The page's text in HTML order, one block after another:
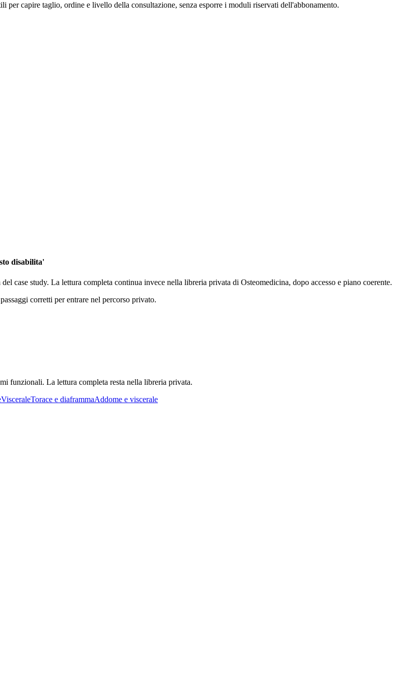
capire taglio, ordine e livello della consultazione, senza esporre i moduli riservati dell'abbonamento.
disabilita'
case study. La lettura completa continua invece nella libreria privata di Osteomedicina, dopo accesso e piano coerente.
corretti per entrare nel percorso privato.
funzionali. La lettura completa resta nella libreria privata.
VisceraleTorace e diaframmaAddome e viscerale